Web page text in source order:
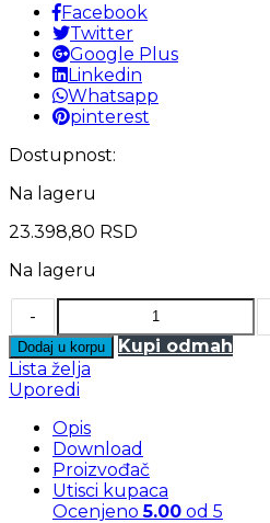
Facebook
Twitter
Google Plus
Linkedin
Whatsapp
pinterest
Dostupnost:
Na lageru
23.398,80 RSD
Na lageru
-
Dodaj u korpu
Kupi odmah
Lista želja
Uporedi
Opis
Download
Proizvođač
Utisci kupaca
Ocenjeno5.00 od 5